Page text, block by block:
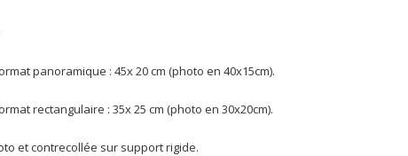
panoramique : 45x 20 cm (photo en 40x15cm).
rectangulaire : 35x 25 cm (photo en 30x20cm).
et contrecollée sur support rigide.